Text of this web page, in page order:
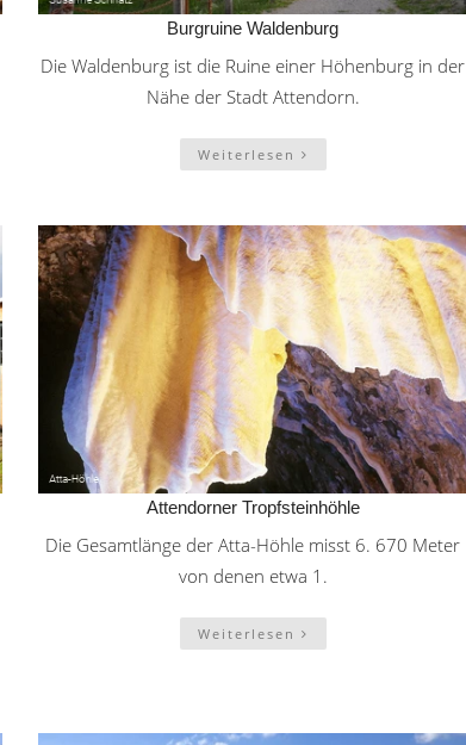
Burgruine Waldenburg
Die Waldenburg ist die Ruine einer Höhenburg in der
Nähe der Stadt Attendorn.
Weiterlesen
Attendorner Tropfsteinhöhle
Die Gesamtlänge der Atta-Höhle misst 6. 670 Meter
von denen etwa 1.
Weiterlesen